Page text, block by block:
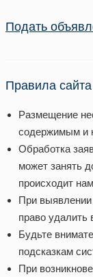
Подать
Правила сайта
Размещение
содержимым и
Обработка
может занять
происходит
При
право
Будьте
подсказкам
При